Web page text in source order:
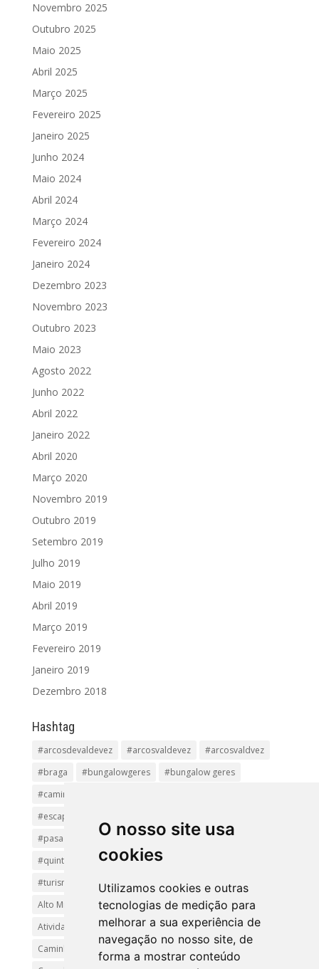
O nosso site usa
cookies
Utilizamos cookies e outras
tecnologias de medição para
melhorar a sua experiência de
navegação no nosso site, de
forma a mostrar conteúdo
Novembro 2025
Outubro 2025
Maio 2025
Abril 2025
Março 2025
Fevereiro 2025
Janeiro 2025
Junho 2024
Maio 2024
Abril 2024
Março 2024
Fevereiro 2024
Janeiro 2024
Dezembro 2023
Novembro 2023
Outubro 2023
Maio 2023
Agosto 2022
Junho 2022
Abril 2022
Janeiro 2022
Abril 2020
Março 2020
Novembro 2019
Outubro 2019
Setembro 2019
Julho 2019
Maio 2019
Abril 2019
Março 2019
Fevereiro 2019
Janeiro 2019
Dezembro 2018
Hashtag
#arcosdevaldevez #arcosvaldevez
#arcosvaldvez
#braga
#bungalowgeres
#bungalow geres
#caminhadas
#escapadinha
#pasadiços
#passadiçosdovez
#penedageres
#quintalamosa
#religião
#turismoreligioso
#turismorural
#vianadocastelo
Alto Minho
Arcos de Valdevez.
Arcos Valdevez
Atividades e Passeios
aventura
Caminhadas e Passeio
Caminho de Santiago
Caminho Minhoto Ribeiro